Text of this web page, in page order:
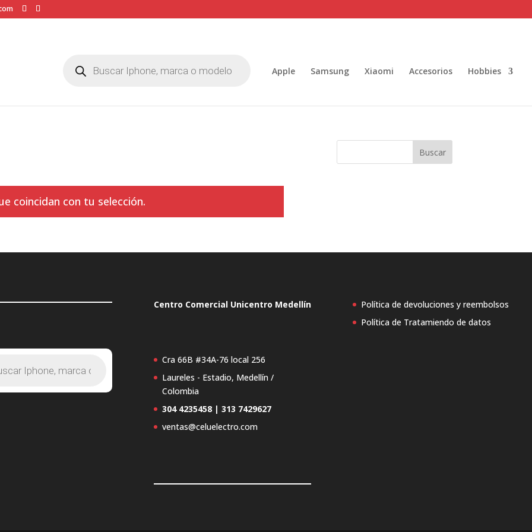
productos Apple Samsung Xiaomi Accesorios Hobbies
coincidan con tu selección.
Buscar
Centro Comercial Unicentro Medellín
Cra 66B #34A-76 local 256
Laureles - Estadio, Medellín /
Colombia
304 4235458 | 313 7429627
ventas@celuelectro.com
Política de devoluciones y reembolsos
Política de Tratamiendo de datos